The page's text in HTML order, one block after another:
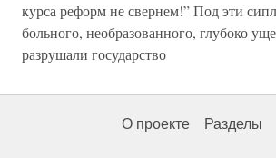
курса реформ не свернем!” Под эти
больного, необразованного, глубоко
разрушали государство
О проекте Разделы